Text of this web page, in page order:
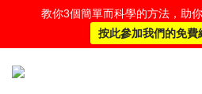
教你3個簡單而科學的方法，助
按此參加我們的免費